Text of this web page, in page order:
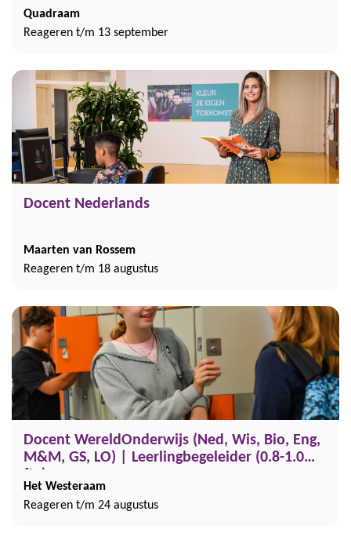
Quadraam
Reageren t/m 13 september
Docent Nederlands
Maarten van Rossem
Reageren t/m 18 augustus
Docent WereldOnderwijs (Ned, Wis, Bio, Eng,
M&M, GS, LO) | Leerlingbegeleider (0.8-1.0
Het Westeraam
Reageren t/m 24 augustus